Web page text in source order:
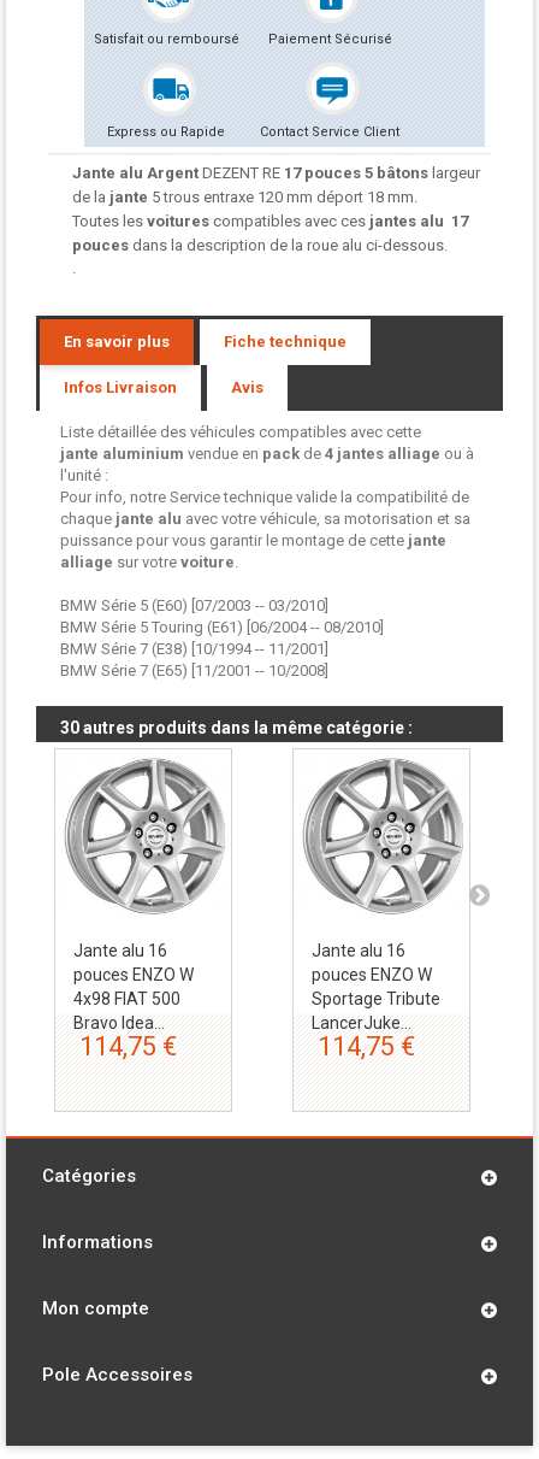
Satisfait ou remboursé Paiement Sécurisé
Express ou Rapide Contact Service Client
Jante alu Argent DEZENT RE 17 pouces 5 bâtons largeur
de la jante 5 trous entraxe 120 mm déport 18 mm.
Toutes les voitures compatibles avec ces jantes alu 17
pouces dans la description de la roue alu ci-dessous.
.
En savoir plus Fiche technique
Infos Livraison Avis
Liste détaillée des véhicules compatibles avec cette
jante aluminium vendue en pack de 4 jantes alliage ou à
l'unité :
Pour info, notre Service technique valide la compatibilité de
chaque jante alu avec votre véhicule, sa motorisation et sa
puissance pour vous garantir le montage de cette jante
alliage sur votre voiture.
BMW Série 5 (E60) [07/2003 -- 03/2010]
BMW Série 5 Touring (E61) [06/2004 -- 08/2010]
BMW Série 7 (E38) [10/1994 -- 11/2001]
BMW Série 7 (E65) [11/2001 -- 10/2008]
30 autres produits dans la même catégorie :
Jante alu 16
pouces ENZO W
4x98 FIAT 500
Bravo Idea...
114,75 €
Jante alu 16
pouces ENZO W
Sportage Tribute
LancerJuke...
114,75 €
Catégories
Informations
Mon compte
Pole Accessoires